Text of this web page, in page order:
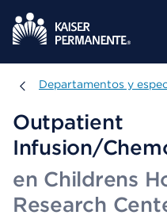
Departamentos y
Departamentos y
Outpatient
Infusion/
en Childrens
Research